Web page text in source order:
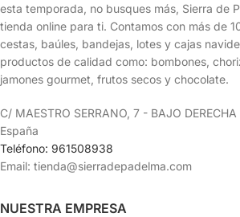
esta temporada, no busques más, Sierra de
tienda online para ti. Contamos con más de
cestas, baúles, bandejas, lotes y cajas
productos de calidad como: bombones,
jamones gourmet, frutos secos y chocolate.
C/ MAESTRO SERRANO, 7 - BAJO
España
Teléfono: 961508938
Email: tienda@sierradepadelma.com
NUESTRA EMPRESA